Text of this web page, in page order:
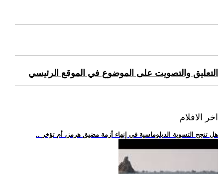
التعليق والتصويت على الموضوع في الموقع الرئيسي
اخر الافلام
.. هل تنجح التسوية الدبلوماسية في إنهاء أزمة مضيق هرمز، أم تؤخر